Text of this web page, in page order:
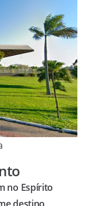
no Espírito
destino